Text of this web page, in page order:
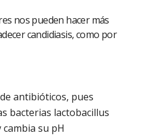
nos pueden hacer más
candidiasis, como por
antibióticos, pues
bacterias lactobacillus
su pH